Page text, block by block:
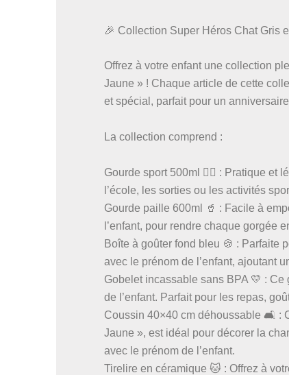
🎉 Collection Super Héros Chat Gris
Offrez à votre enfant une collection
Jaune » ! Chaque article de cette
et spécial, parfait pour un
La collection comprend :
Gourde sport 500ml 🏃‍♀️ : Pratique et
l’école, les sorties ou les activités
Gourde paille 600ml 🥤 : Facile à
l’enfant, pour rendre chaque gorgée
Boîte à goûter fond bleu 🍪 : Parfaite
avec le prénom de l’enfant, ajoutant
Gobelet incassable sans BPA 💛 :
de l’enfant. Parfait pour les repas,
Coussin 40×40 cm déhoussable 🛋️ :
Jaune », est idéal pour décorer la
avec le prénom de l’enfant.
Tirelire en céramique 🐱 : Offrez à